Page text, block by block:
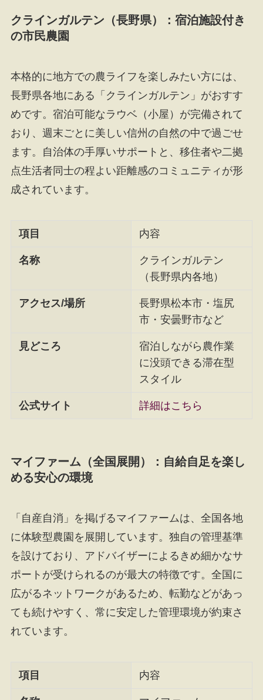
クラインガルテン（長野県）：宿泊施設付き
の市民農園
本格的に地方での農ライフを楽しみたい方には、
長野県各地にある「クラインガルテン」がおすす
めです。宿泊可能なラウベ（小屋）が完備されて
おり、週末ごとに美しい信州の自然の中で過ごせ
ます。自治体の手厚いサポートと、移住者や二拠
点生活者同士の程よい距離感のコミュニティが形
成されています。
項目 内容
名称
クラインガルテン
（長野県内各地）
アクセス/場所
長野県松本市・塩尻
市・安曇野市など
見どころ
宿泊しながら農作業
に没頭できる滞在型
スタイル
公式サイト 詳細はこちら
マイファーム（全国展開）：自給自足を楽し
める安心の環境
「自産自消」を掲げるマイファームは、全国各地
に体験型農園を展開しています。独自の管理基準
を設けており、アドバイザーによるきめ細かなサ
ポートが受けられるのが最大の特徴です。全国に
広がるネットワークがあるため、転勤などがあっ
ても続けやすく、常に安定した管理環境が約束さ
れています。
項目 内容